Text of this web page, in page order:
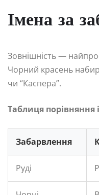
Імена за
Зовнішність —
Чорний красень
чи “Каспера”.
Таблиця
Забарвлення
Руді